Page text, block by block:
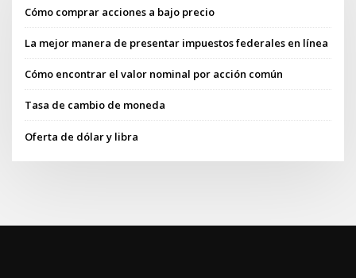
Cómo comprar acciones a bajo precio
La mejor manera de presentar impuestos federales en línea
Cómo encontrar el valor nominal por acción común
Tasa de cambio de moneda
Oferta de dólar y libra